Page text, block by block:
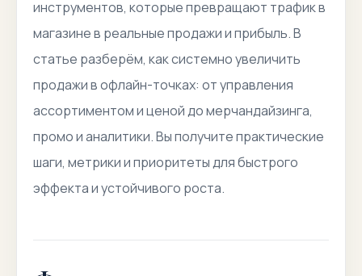
инструментов, которые превращают трафик в
магазине в реальные продажи и прибыль. В
статье разберём, как системно увеличить
продажи в офлайн-точках: от управления
ассортиментом и ценой до мерчандайзинга,
промо и аналитики. Вы получите практические
шаги, метрики и приоритеты для быстрого
эффекта и устойчивого роста.